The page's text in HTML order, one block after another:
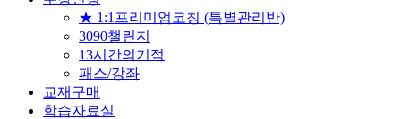
★ 1:1프리미엄코칭 (특별관리반)
3090챌린지
13시간의기적
패스/강좌
교재구매
학습자료실